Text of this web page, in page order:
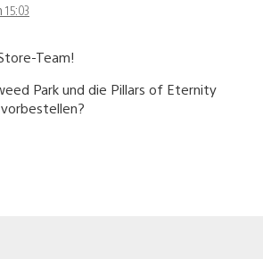
15:03
Team!
Park und die Pillars of Eternity